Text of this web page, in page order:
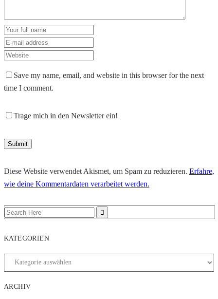
Save my name, email, and website in this browser for the next
time I comment.
Trage mich in den Newsletter ein!
Diese Website verwendet Akismet, um Spam zu reduzieren. Erfahre,
wie deine Kommentardaten verarbeitet werden.
KATEGORIEN
ARCHIV